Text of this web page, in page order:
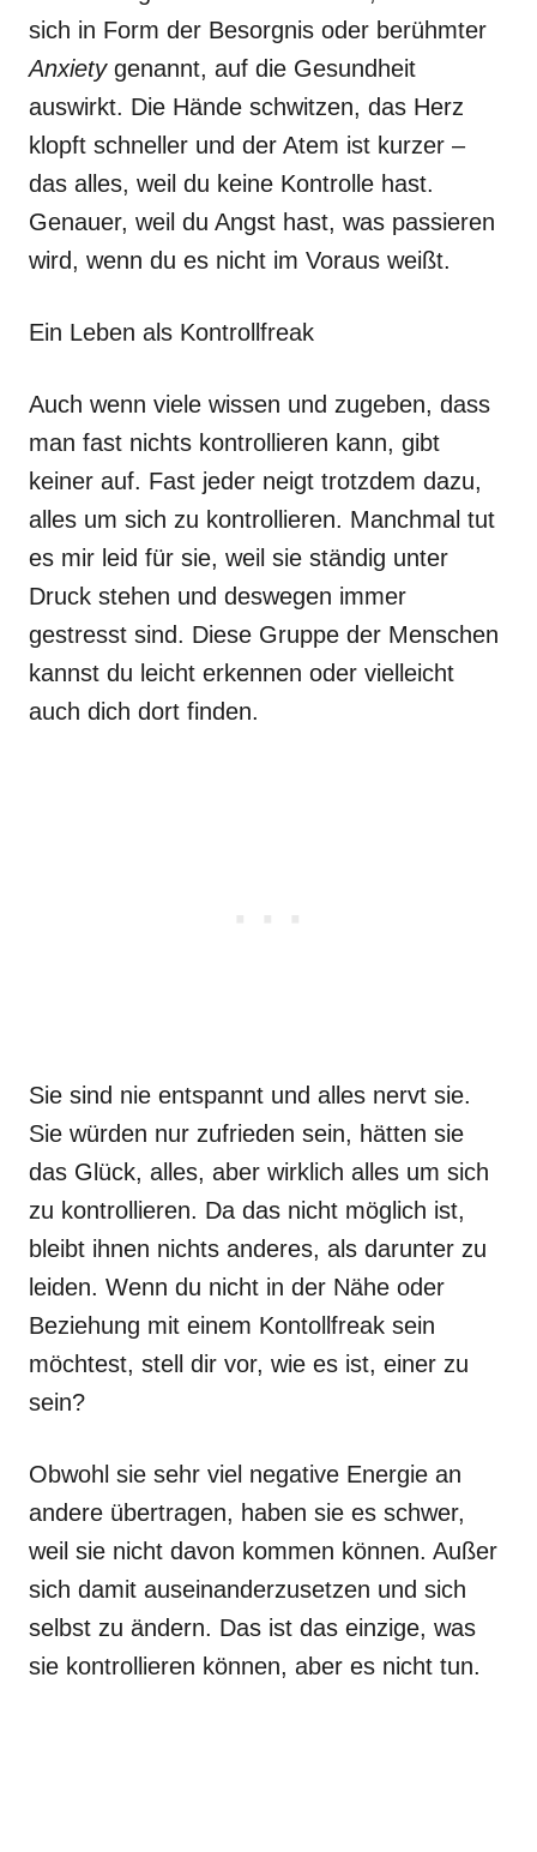
sich in Form der Besorgnis oder berühmter
Anxiety genannt, auf die Gesundheit
auswirkt. Die Hände schwitzen, das Herz
klopft schneller und der Atem ist kurzer –
das alles, weil du keine Kontrolle hast.
Genauer, weil du Angst hast, was passieren
wird, wenn du es nicht im Voraus weißt.
Ein Leben als Kontrollfreak
Auch wenn viele wissen und zugeben, dass
man fast nichts kontrollieren kann, gibt
keiner auf. Fast jeder neigt trotzdem dazu,
alles um sich zu kontrollieren. Manchmal tut
es mir leid für sie, weil sie ständig unter
Druck stehen und deswegen immer
gestresst sind. Diese Gruppe der Menschen
kannst du leicht erkennen oder vielleicht
auch dich dort finden.
Sie sind nie entspannt und alles nervt sie.
Sie würden nur zufrieden sein, hätten sie
das Glück, alles, aber wirklich alles um sich
zu kontrollieren. Da das nicht möglich ist,
bleibt ihnen nichts anderes, als darunter zu
leiden. Wenn du nicht in der Nähe oder
Beziehung mit einem Kontollfreak sein
möchtest, stell dir vor, wie es ist, einer zu
sein?
Obwohl sie sehr viel negative Energie an
andere übertragen, haben sie es schwer,
weil sie nicht davon kommen können. Außer
sich damit auseinanderzusetzen und sich
selbst zu ändern. Das ist das einzige, was
sie kontrollieren können, aber es nicht tun.